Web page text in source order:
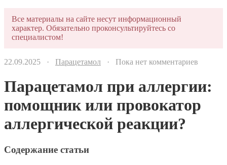
Все материалы на сайте несут информационный
характер. Обязательно проконсультируйтесь со
специалистом!
22.09.2025 · Парацетамол · Пока нет комментариев
Парацетамол при аллергии:
помощник или провокатор
аллергической реакции?
Содержание статьи